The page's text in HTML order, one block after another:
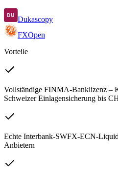
Dukascopy
FXOpen
Vorteile
Vollständige FINMA-Banklizenz –
Schweizer Einlagensicherung bis
Echte Interbank-SWFX-ECN-
Anbietern